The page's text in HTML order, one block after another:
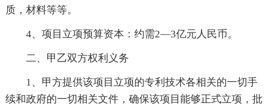
质，材料等等。
4、项目立项预算资本：约需2—3亿元人民币。
二、甲乙双方权利义务
1、甲方提供该项目立项的专利技术各相关的一切手
续和政府的一切相关文件，确保该项目能够正式立项，批